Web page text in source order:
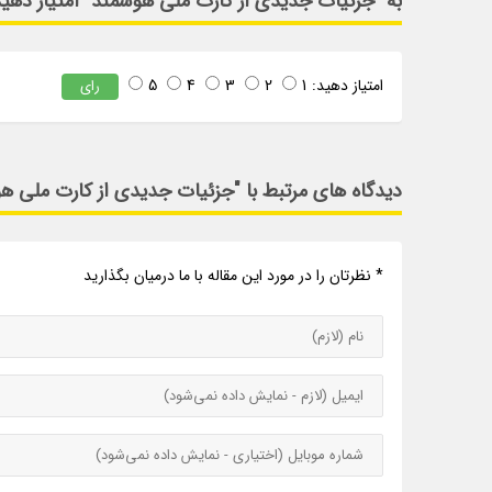
امتیاز دهید: 1
2
3
4
5 رای
دیدگاه های مرتبط با "جزئیات جدیدی از کارت ملی
* نظرتان را در مورد این مقاله با ما درمیان بگذارید